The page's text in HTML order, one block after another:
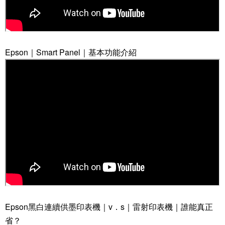
Epson｜Smart Panel｜基本功能介紹
Epson黑白連續供墨印表機｜v．s｜雷射印表機｜誰能真正
省？